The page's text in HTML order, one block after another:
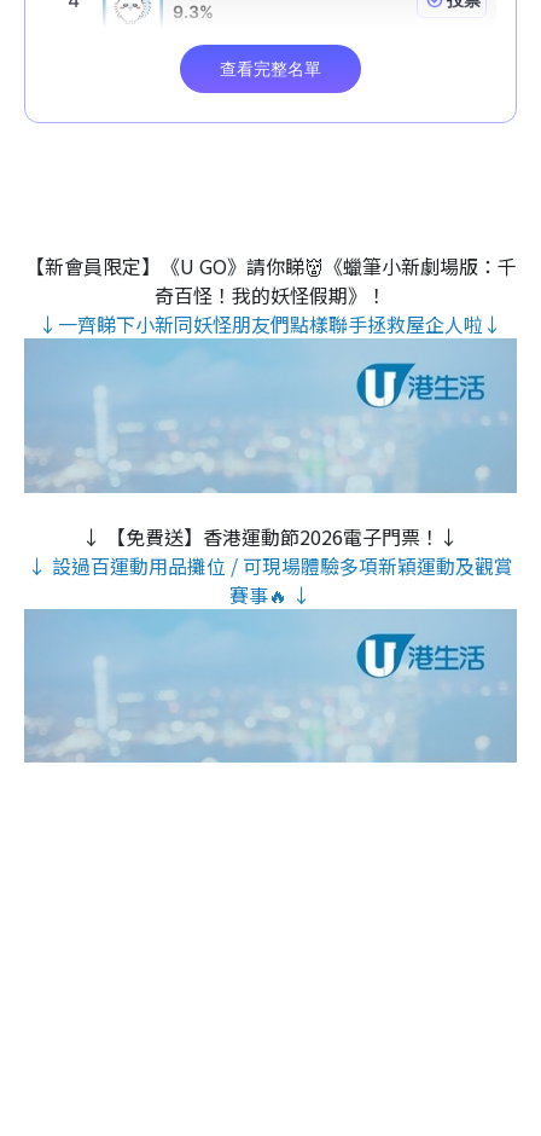
【新會員限定】《U GO》請你睇👹《蠟筆小新劇場版：千
奇百怪！我的妖怪假期》！
↓一齊睇下小新同妖怪朋友們點樣聯手拯救屋企人啦↓
↓ 【免費送】香港運動節2026電子門票！↓
↓ 設過百運動用品攤位 / 可現場體驗多項新穎運動及觀賞
賽事🔥 ↓